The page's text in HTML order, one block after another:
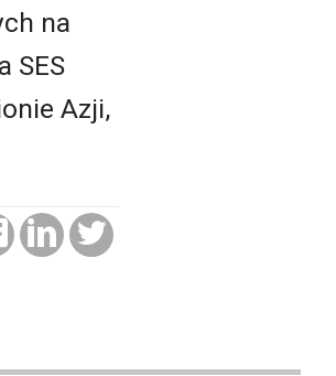
na
SES
Azji,